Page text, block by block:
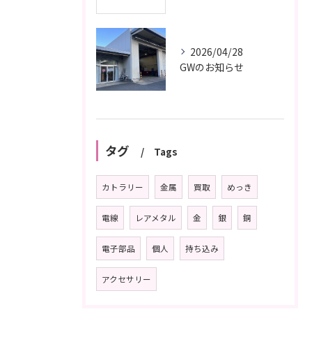
2026/04/28
GWのお知らせ
タグ Tags
カトラリー 金属 買取 めっき
電線 レアメタル 金 銀 銅
電子部品 個人 持ち込み
アクセサリー